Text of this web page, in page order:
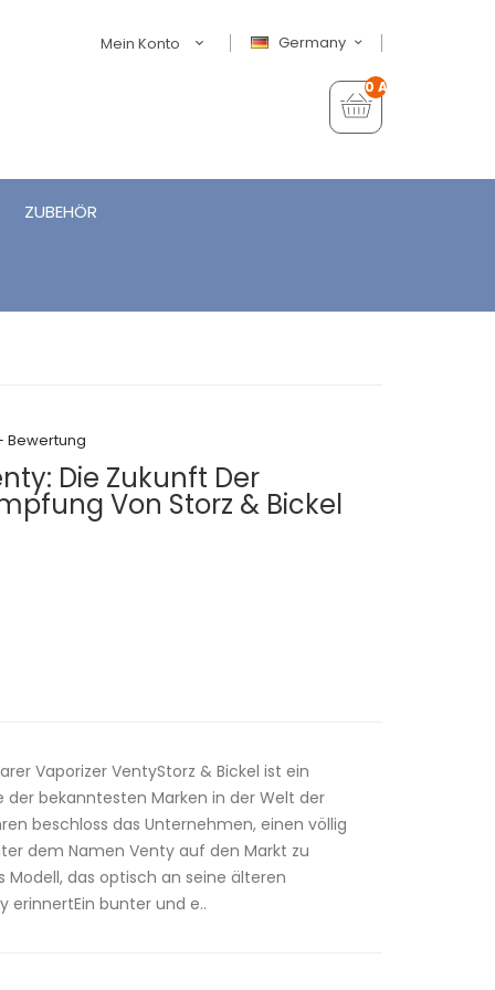
Germany
Mein Konto
0 Artikel - €0,00
ZUBEHÖR
Bewertung
Die Zukunft Der
Von Storz & Bickel
Vaporizer VentyStorz & Bickel ist ein
bekanntesten Marken in der Welt der
beschloss das Unternehmen, einen völlig
dem Namen Venty auf den Markt zu
das optisch an seine älteren
erinnertEin bunter und e..